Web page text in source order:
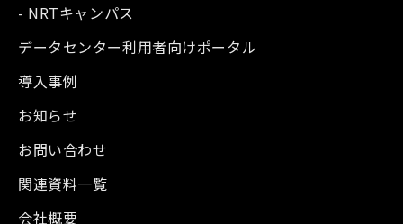
- NRTキャンパス
データセンター利用者向けポータル
導入事例
お知らせ
お問い合わせ
関連資料一覧
会社概要